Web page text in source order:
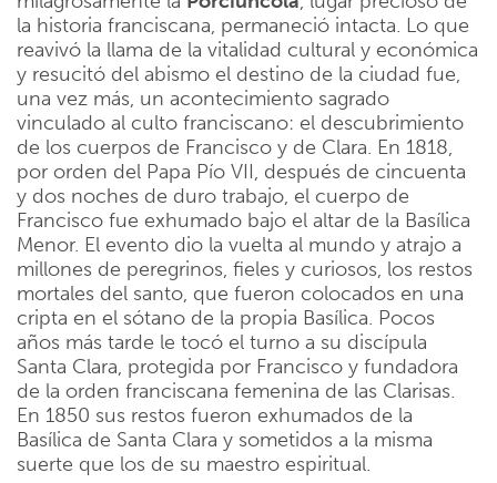
la historia franciscana, permaneció intacta. Lo que
reavivó la llama de la vitalidad cultural y económica
y resucitó del abismo el destino de la ciudad fue,
una vez más, un acontecimiento sagrado
vinculado al culto franciscano: el descubrimiento
de los cuerpos de Francisco y de Clara. En 1818,
por orden del Papa Pío VII, después de cincuenta
y dos noches de duro trabajo, el cuerpo de
Francisco fue exhumado bajo el altar de la Basílica
Menor. El evento dio la vuelta al mundo y atrajo a
millones de peregrinos, fieles y curiosos, los restos
mortales del santo, que fueron colocados en una
cripta en el sótano de la propia Basílica. Pocos
años más tarde le tocó el turno a su discípula
Santa Clara, protegida por Francisco y fundadora
de la orden franciscana femenina de las Clarisas.
En 1850 sus restos fueron exhumados de la
Basílica de Santa Clara y sometidos a la misma
suerte que los de su maestro espiritual.